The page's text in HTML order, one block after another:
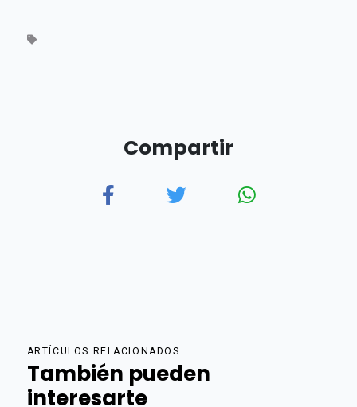
Compartir
ARTÍCULOS RELACIONADOS
También pueden
interesarte